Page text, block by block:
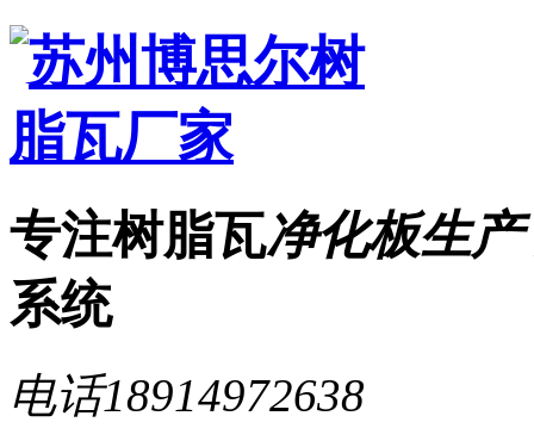
专注树脂瓦净化板生产
系统
电话18914972638